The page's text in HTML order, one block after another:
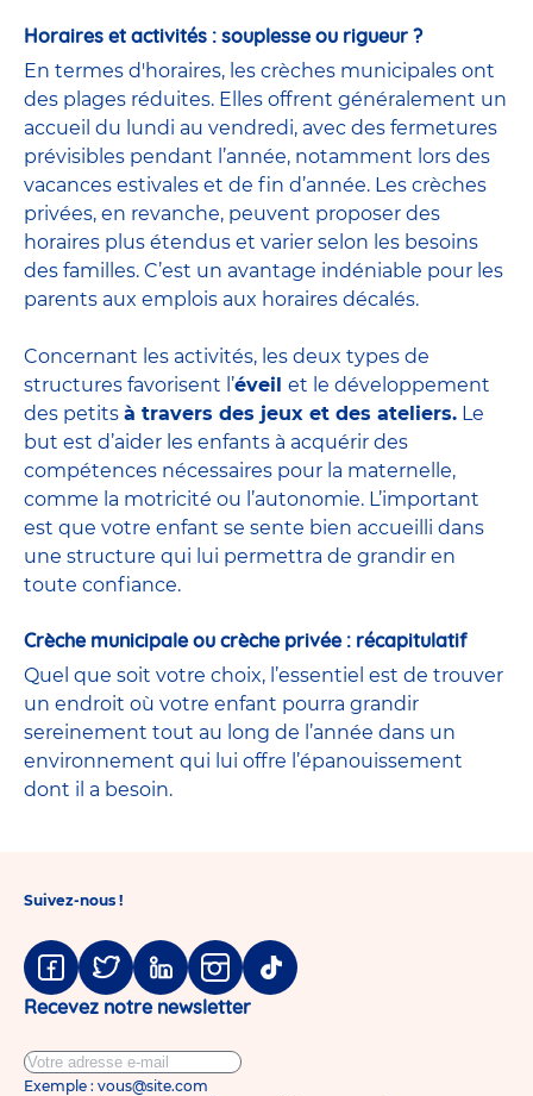
Horaires et activités : souplesse ou rigueur ?
En termes d'horaires, les crèches municipales ont
des plages réduites. Elles offrent généralement un
accueil du lundi au vendredi, avec des fermetures
prévisibles pendant l’année, notamment lors des
vacances estivales et de fin d’année. Les crèches
privées, en revanche, peuvent proposer des
horaires plus étendus et varier selon les besoins
des familles. C’est un avantage indéniable pour les
parents aux emplois aux horaires décalés.
Concernant les activités, les deux types de
structures favorisent l’éveil et le développement
des petits à travers des jeux et des ateliers. Le
but est d’aider les enfants à acquérir des
compétences nécessaires pour la maternelle,
comme la motricité ou l’autonomie. L’important
est que votre enfant se sente bien accueilli dans
une structure qui lui permettra de grandir en
toute confiance.
Crèche municipale ou crèche privée : récapitulatif
Quel que soit votre choix, l’essentiel est de trouver
un endroit où votre enfant pourra grandir
sereinement tout au long de l’année dans un
environnement qui lui offre l’épanouissement
dont il a besoin.
Suivez-nous !
Facebook
TwitterLinkedinInstagram
Tiktok
Recevez notre newsletter
Exemple : vous@site.com